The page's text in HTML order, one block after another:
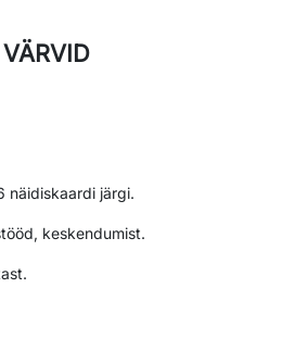
näidiskaardi järgi.
keskendumist.